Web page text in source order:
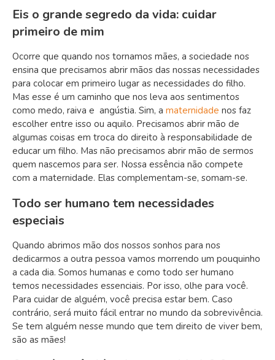
Eis o grande segredo da vida: cuidar
primeiro de mim
Ocorre que quando nos tornamos mães, a sociedade nos
ensina que precisamos abrir mãos das nossas necessidades
para colocar em primeiro lugar as necessidades do filho.
Mas esse é um caminho que nos leva aos sentimentos
como medo, raiva e angústia. Sim, a maternidade nos faz
escolher entre isso ou aquilo. Precisamos abrir mão de
algumas coisas em troca do direito à responsabilidade de
educar um filho. Mas não precisamos abrir mão de sermos
quem nascemos para ser. Nossa essência não compete
com a maternidade. Elas complementam-se, somam-se.
Todo ser humano tem necessidades
especiais
Quando abrimos mão dos nossos sonhos para nos
dedicarmos a outra pessoa vamos morrendo um pouquinho
a cada dia. Somos humanas e como todo ser humano
temos necessidades essenciais. Por isso, olhe para você.
Para cuidar de alguém, você precisa estar bem. Caso
contrário, será muito fácil entrar no mundo da sobrevivência.
Se tem alguém nesse mundo que tem direito de viver bem,
são as mães!